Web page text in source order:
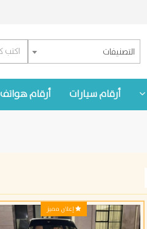
التصنيفات
أرقام سيارات أرقام هواتف
إعلان مميز